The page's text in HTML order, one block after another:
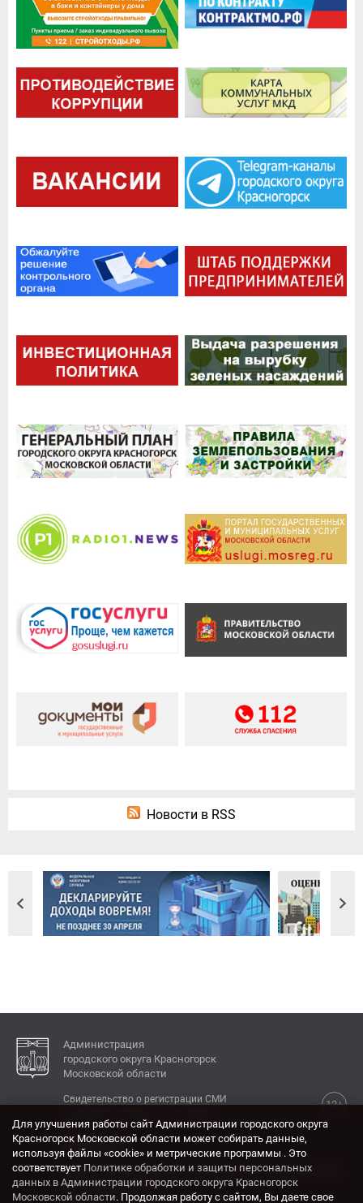
Новости в RSS
Администрация
городского округа Красногорск
Московской области
12+
Свидетельство о регистрации СМИ
КОНТАКТЫ
Адрес: 143404, Московская область, г. Красногорск,
ул. Ленина, дом 4.
Для улучшения работы сайт Администрации городского округа
Красногорск Московской области может собирать данные,
используя файлы «cookie» и метрические программы . Это
соответствует Политике обработки и защиты персональных
данных в Администрации городского округа Красногорск
Московской области. Продолжая работу с сайтом, Вы даете свое